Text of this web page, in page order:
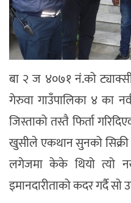
बा २ ज ४०७१ नं.को
गेरुवा गाउँपालिका ४ का
जिस्ताको तस्तै फिर्ता
खुसीले एकथान सुनको सिक्री
लगेजमा केके थियो त्यो
इमानदारीताको कदर गर्दै सो